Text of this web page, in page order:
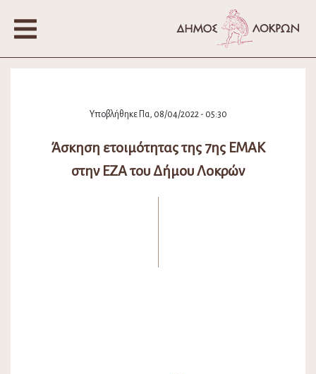
Υποβλήθηκε Πα, 08/04/2022 - 05:30
Άσκηση ετοιμότητας της 7ης ΕΜΑΚ
στην ΕΖΑ του Δήμου Λοκρών